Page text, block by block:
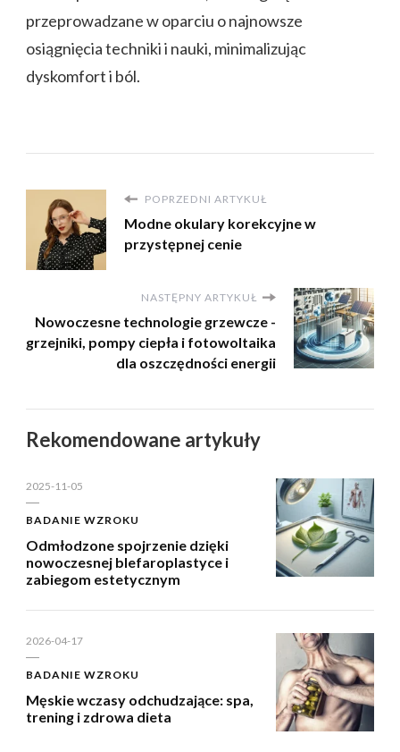
przeprowadzane w oparciu o najnowsze
osiągnięcia techniki i nauki, minimalizując
dyskomfort i ból.
POPRZEDNI ARTYKUŁ
Modne okulary korekcyjne w
przystępnej cenie
NASTĘPNY ARTYKUŁ
Nowoczesne technologie grzewcze -
grzejniki, pompy ciepła i fotowoltaika
dla oszczędności energii
Rekomendowane artykuły
2025-11-05
BADANIE WZROKU
Odmłodzone spojrzenie dzięki
nowoczesnej blefaroplastyce i
zabiegom estetycznym
2026-04-17
BADANIE WZROKU
Męskie wczasy odchudzające: spa,
trening i zdrowa dieta